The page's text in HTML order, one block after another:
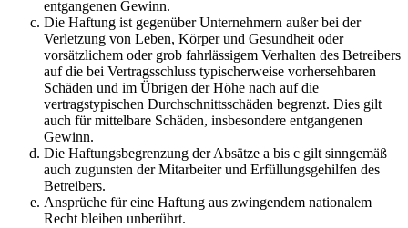
entgangenen Gewinn.
Die Haftung ist gegenüber Unternehmern außer bei der
Verletzung von Leben, Körper und Gesundheit oder
vorsätzlichem oder grob fahrlässigem Verhalten des Betreibers
auf die bei Vertragsschluss typischerweise vorhersehbaren
Schäden und im Übrigen der Höhe nach auf die
vertragstypischen Durchschnittsschäden begrenzt. Dies gilt
auch für mittelbare Schäden, insbesondere entgangenen
Gewinn.
Die Haftungsbegrenzung der Absätze a bis c gilt sinngemäß
auch zugunsten der Mitarbeiter und Erfüllungsgehilfen des
Betreibers.
Ansprüche für eine Haftung aus zwingendem nationalem
Recht bleiben unberührt.